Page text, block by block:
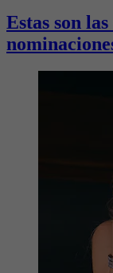
Estas son